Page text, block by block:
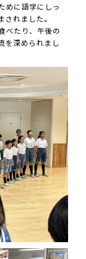
めに語学にしっ
れました。
べたり、午後の
を深められまし